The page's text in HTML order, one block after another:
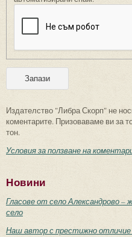
Издателство "Либра Скорп" не
коментарите. Призоваваме ви за
тон.
Условия за ползване на
Новини
Гласове от село Александрово
село
Наш автор с престижно отличие